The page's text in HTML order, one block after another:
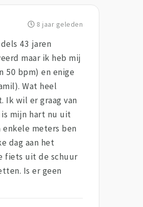
8 jaar geleden
43 jaren
maar ik heb mij
50 bpm) en enige
Wat heel
Ik wil er graag van
is mijn hart nu uit
meters ben
dag aan het
fiets uit de schuur
Is er geen